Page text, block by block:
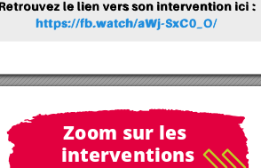
Retrouvez le lien vers son intervention ici :
https://f b.watc h/aWj-SxC0 O/
Zoom sur les
interventions